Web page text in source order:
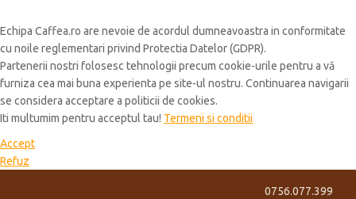
Echipa Caffea.ro are nevoie de acordul dumneavoastra in conformitate
cu noile reglementari privind Protectia Datelor (GDPR).
Partenerii nostri folosesc tehnologii precum cookie-urile pentru a vă
furniza cea mai buna experienta pe site-ul nostru. Continuarea navigarii
se considera acceptare a politicii de cookies.
Iti multumim pentru acceptul tau! Termeni si conditii
Accept
Refuz
0756.077.399